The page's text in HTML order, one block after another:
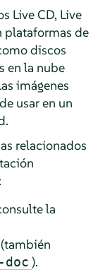
Live CD, Live
plataformas de
discos
en la nube
imágenes
usar en un
relacionados
la
(también
).